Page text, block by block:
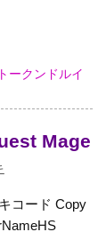
ークンドルイ
Mage
コード Copy